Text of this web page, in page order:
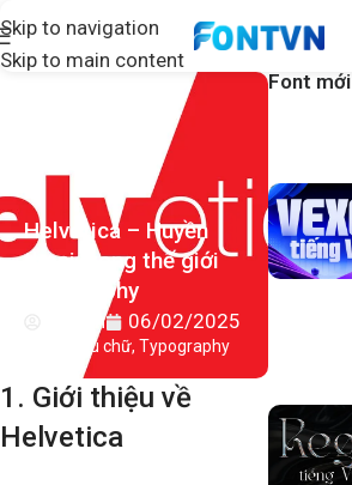
Skip to navigation
Skip to main content
Helvetica – Huyền
thoại trong thế giới
typography
Admin 06/02/2025
Kiểu chữ, Typography
1. Giới thiệu về
Helvetica
Font mới